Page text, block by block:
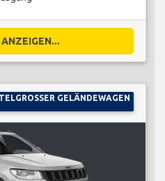
GELÄNDEWAGEN